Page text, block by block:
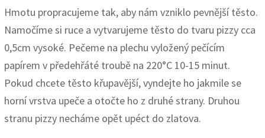
Hmotu propracujeme tak, aby nám vzniklo pevnější těsto.
Namočíme si ruce a vytvarujeme těsto do tvaru pizzy cca
0,5cm vysoké. Pečeme na plechu vyložený pečícím
papírem v předehřáté troubě na 220°C 10-15 minut.
Pokud chcete těsto křupavější, vyndejte ho jakmile se
horní vrstva upeče a otočte ho z druhé strany. Druhou
stranu pizzy necháme opět upéct do zlatova.